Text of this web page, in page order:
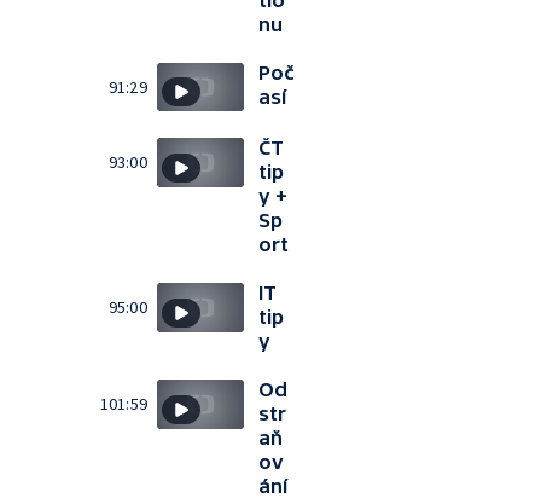
nu
91:29
Poč
así
93:00
ČT
tip
y +
Sp
ort
95:00
IT
tip
y
101:59
Od
str
aň
ov
ání